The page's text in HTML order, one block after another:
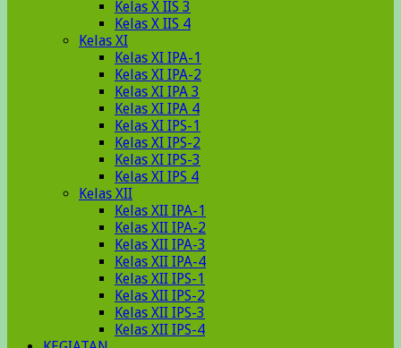
Kelas X IIS 3
Kelas X IIS 4
Kelas XI
Kelas XI IPA-1
Kelas XI IPA-2
Kelas XI IPA 3
Kelas XI IPA 4
Kelas XI IPS-1
Kelas XI IPS-2
Kelas XI IPS-3
Kelas XI IPS 4
Kelas XII
Kelas XII IPA-1
Kelas XII IPA-2
Kelas XII IPA-3
Kelas XII IPA-4
Kelas XII IPS-1
Kelas XII IPS-2
Kelas XII IPS-3
Kelas XII IPS-4